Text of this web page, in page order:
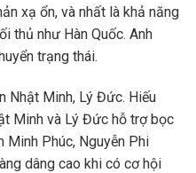
xạ ổn, và nhất là khả năng
thủ như Hàn Quốc. Anh
trạng thái.
Nhật Minh, Lý Đức. Hiếu
Minh và Lý Đức hỗ trợ bọc
Minh Phúc, Nguyễn Phi
dâng cao khi có cơ hội